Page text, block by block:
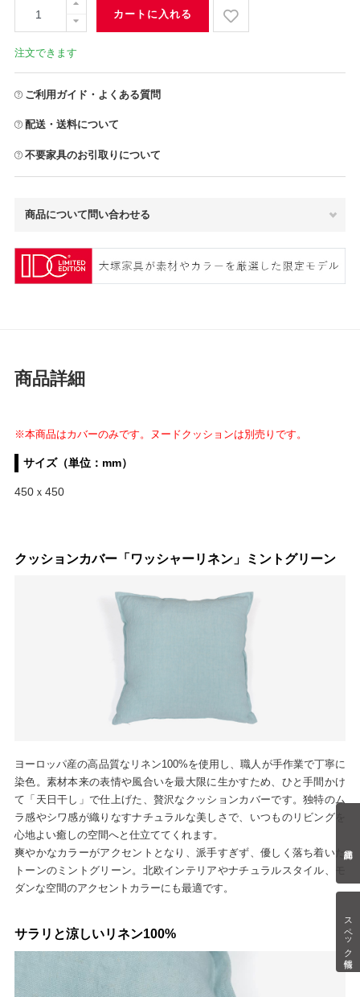
スペック情報
カートに入れる
注文できます
ご利用ガイド・よくある質問
配送・送料について
不要家具のお引取りについて
商品について問い合わせる
商品詳細
※本商品はカバーのみです。ヌードクッションは別売りです。
サイズ（単位：mm）
450ｘ450
クッションカバー「ワッシャーリネン」ミントグリーン
ヨーロッパ産の高品質なリネン100%を使用し、職人が手作業で丁寧に
染色。素材本来の表情や風合いを最大限に生かすため、ひと手間かけ
て「天日干し」で仕上げた、贅沢なクッションカバーです。独特のム
ラ感やシワ感が織りなすナチュラルな美しさで、いつものリビングを
心地よい癒しの空間へと仕立ててくれます。
爽やかなカラーがアクセントとなり、派手すぎず、優しく落ち着いた
トーンのミントグリーン。北欧インテリアやナチュラルスタイル、モ
ダンな空間のアクセントカラーにも最適です。
サラリと涼しいリネン100%